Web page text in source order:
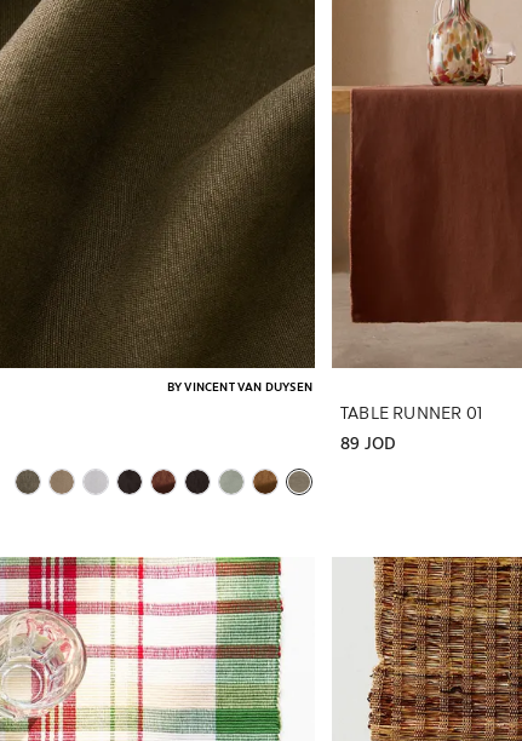
TABLE RUNNER 01
89 JOD
BY VINCENT VAN DUYSEN
تم تغيير الصورة إلى 1 من 6